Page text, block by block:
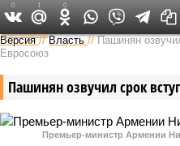
Версия //Власть //Пашинян
Евросоюз
Пашинян озвучил срок
Премьер-министр Армении
0 1 0